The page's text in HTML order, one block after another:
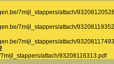
7mijl_stappers/attach/
7mijl_stappers/attach/
7mijl_stappers/attach/
attach/93208116313.pdf